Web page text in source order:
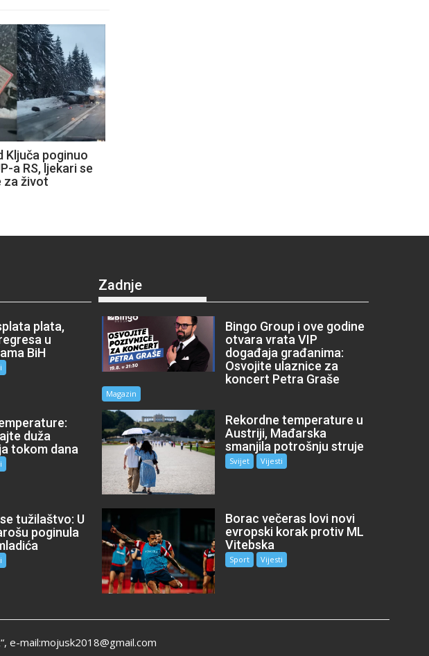
Ključa poginuo
a RS, ljekari se
za život
plata,
u
BiH
duža
tokom dana
tužilaštvo: U
poginula
Zadnje
Bingo Group i ove godine
otvara vrata VIP
događaja građanima:
Osvojite ulaznice za
koncert Petra Graše
Magazin
Rekordne temperature u
Austriji, Mađarska
smanjila potrošnju struje
Svijet Vijesti
Borac večeras lovi novi
evropski korak protiv ML
Vitebska
Sport Vijesti
e-mail:mojusk2018@gmail.com